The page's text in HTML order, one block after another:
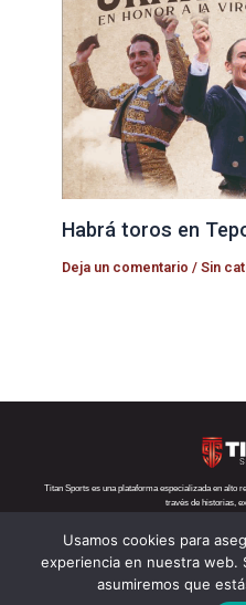
Habrá toros en
Deja un comentario /Sin
Titan Sports es una plataforma especializada en alto
través de historias,
Teléfono: +52 1 55 6719 5282
Copyright© Titan Sports
Usamos cookies para
experiencia en nuestra web.
asumiremos que